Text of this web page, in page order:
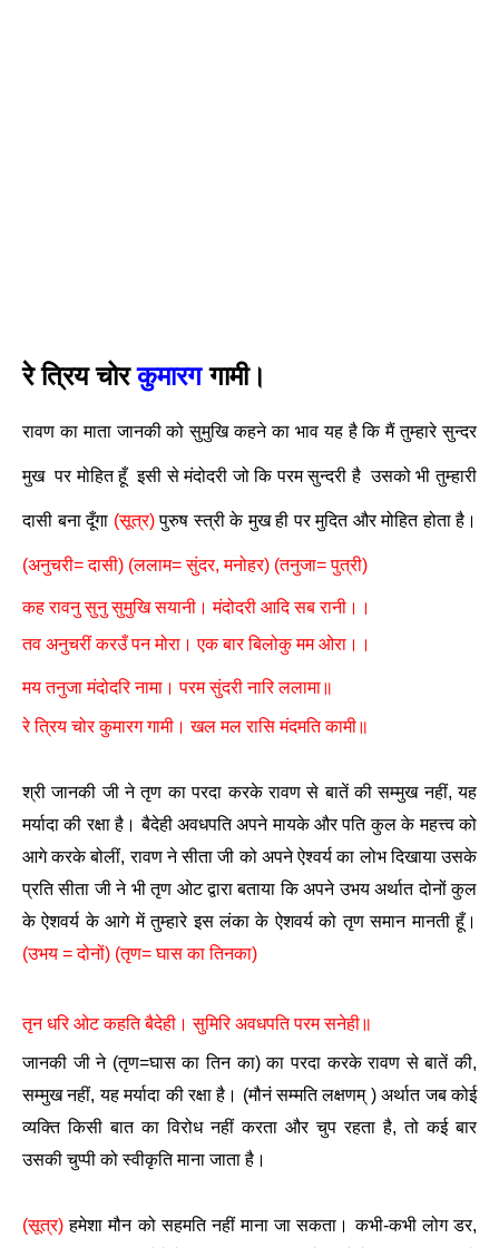
रे त्रिय चोरकुमारगगामी।
रावण का माता जानकी को सुमुखि कहने का भाव यह है कि मैं तुम्हारे सुन्दर
मुख पर मोहित हूँ इसी से मंदोदरी जो कि परम सुन्दरी है उसको भी तुम्हारी
दासी बना दूँगा (सूत्र)पुरुष स्त्री के मुख ही पर मुदित और मोहित होता है।
(अनुचरी= दासी) (ललाम= सुंदर, मनोहर) (तनुजा= पुत्री)
कह रावनु सुनु सुमुखि सयानी। मंदोदरी आदि सब रानी।।
तव अनुचरीं करउँ पन मोरा। एक बार बिलोकु मम ओरा।।
मय तनुजा मंदोदरि नामा। परम सुंदरी नारि ललामा॥
रे त्रिय चोर कुमारग गामी। खल मल रासि मंदमति कामी॥
श्री जानकी जी ने तृण का परदा करके रावण से बातें की सम्मुख नहीं, यह
मर्यादा की रक्षा है। बैदेही अवधपति अपने मायके और पति कुल के महत्त्व को
आगे करके बोलीं, रावण ने सीता जी को अपने ऐश्वर्य का लोभ दिखाया उसके
प्रति सीता जी ने भी तृण ओट द्वारा बताया कि अपने उभय अर्थात दोनों कुल
के ऐशवर्य के आगे में तुम्हारे इस लंका के ऐशवर्य को तृण समान मानती हूँ।
(उभय = दोनों) (तृण= घास का तिनका)
तृन धरि ओट कहति बैदेही। सुमिरि अवधपति परम सनेही॥
जानकी जी ने (तृण=घास का तिन का) का परदा करके रावण से बातें की,
सम्मुख नहीं, यह मर्यादा की रक्षा है। (मौनं सम्मति लक्षणम् ) अर्थात जब कोई
व्यक्ति किसी बात का विरोध नहीं करता और चुप रहता है, तो कई बार
उसकी चुप्पी को स्वीकृति माना जाता है।
(सूत्र)हमेशा मौन को सहमति नहीं माना जा सकता। कभी-कभी लोग डर,